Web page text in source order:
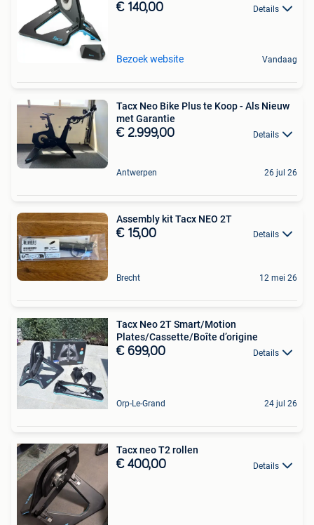
€ 140,00 Details
Bezoek website Vandaag
Tacx Neo Bike Plus te Koop - Als Nieuw
met Garantie
€ 2.999,00 Details
Antwerpen 26 jul 26
Assembly kit Tacx NEO 2T
€ 15,00 Details
Brecht 12 mei 26
Tacx Neo 2T Smart/Motion
Plates/Cassette/Boîte d’origine
€ 699,00 Details
Orp-Le-Grand 24 jul 26
Tacx neo T2 rollen
€ 400,00 Details